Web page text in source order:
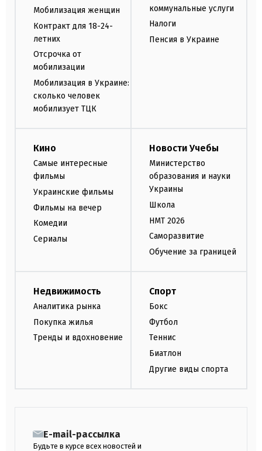
Мобилизация женщин
Контракт для 18-24-
летних
Отсрочка от
мобилизации
Мобилизация в Украине:
сколько человек
мобилизует ТЦК
коммунальные услуги
Налоги
Пенсия в Украине
Кино
Самые интересные
фильмы
Украинские фильмы
Фильмы на вечер
Комедии
Сериалы
Новости Учебы
Министерство
образования и науки
Украины
Школа
НМТ 2026
Саморазвитие
Обучение за границей
Недвижимость
Аналитика рынка
Покупка жилья
Тренды и вдохновение
Спорт
Бокс
Футбол
Теннис
Биатлон
Другие виды спорта
E-mail-рассылка
Будьте в курсе всех новостей и